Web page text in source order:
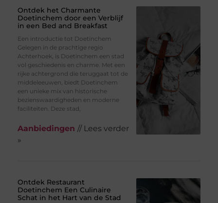
Ontdek het Charmante
Doetinchem door een Verblijf
in een Bed and Breakfast
Een introductie tot Doetinchem
Gelegen in de prachtige regio
Achterhoek, is Doetinchem een stad
vol geschiedenis en charme. Met een
rijke achtergrond die teruggaat tot de
middeleeuwen, biedt Doetinchem
een unieke mix van historische
bezienswaardigheden en moderne
faciliteiten. Deze stad,
Aanbiedingen // Lees verder
»
Ontdek Restaurant
Doetinchem Een Culinaire
Schat in het Hart van de Stad